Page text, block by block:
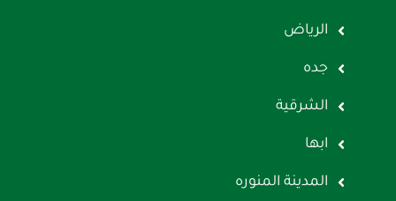
الرياض
جده
الشرقية
ابها
المدينة المنوره